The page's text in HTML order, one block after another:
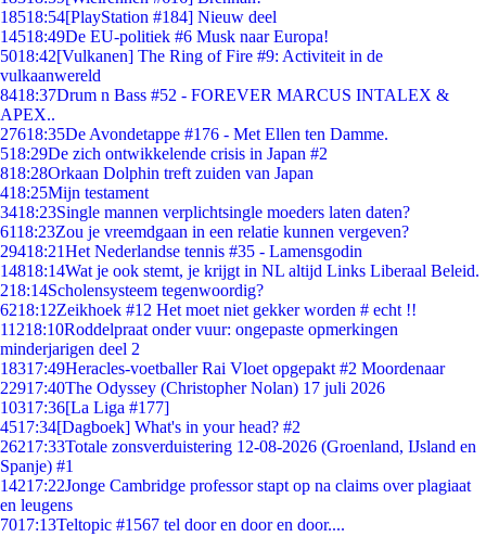
18518:54[PlayStation #184] Nieuw deel
14518:49De EU-politiek #6 Musk naar Europa!
5018:42[Vulkanen] The Ring of Fire #9: Activiteit in de
vulkaanwereld
8418:37Drum n Bass #52 - FOREVER MARCUS INTALEX &
APEX..
27618:35De Avondetappe #176 - Met Ellen ten Damme.
518:29De zich ontwikkelende crisis in Japan #2
818:28Orkaan Dolphin treft zuiden van Japan
418:25Mijn testament
3418:23Single mannen verplichtsingle moeders laten daten?
6118:23Zou je vreemdgaan in een relatie kunnen vergeven?
29418:21Het Nederlandse tennis #35 - Lamensgodin
14818:14Wat je ook stemt, je krijgt in NL altijd Links Liberaal Beleid.
218:14Scholensysteem tegenwoordig?
6218:12Zeikhoek #12 Het moet niet gekker worden # echt !!
11218:10Roddelpraat onder vuur: ongepaste opmerkingen
minderjarigen deel 2
18317:49Heracles-voetballer Rai Vloet opgepakt #2 Moordenaar
22917:40The Odyssey (Christopher Nolan) 17 juli 2026
10317:36[La Liga #177]
4517:34[Dagboek] What's in your head? #2
26217:33Totale zonsverduistering 12-08-2026 (Groenland, IJsland en
Spanje) #1
14217:22Jonge Cambridge professor stapt op na claims over plagiaat
en leugens
7017:13Teltopic #1567 tel door en door en door....